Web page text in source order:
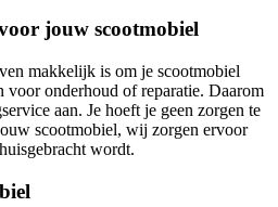
jouw scootmobiel
makkelijk is om je scootmobiel
voor onderhoud of reparatie. Daarom
aan. Je hoeft je geen zorgen te
scootmobiel, wij zorgen ervoor
wordt.